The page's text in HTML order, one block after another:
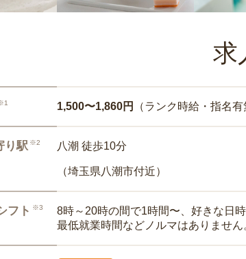
求
1,500〜1,860円 （ランク時給・指名
り駅 ※2 八潮 徒歩10分
（埼玉県八潮市付近）
フト ※3
8時～20時の間で1時間〜、好きな日
最低就業時間などノルマはありません